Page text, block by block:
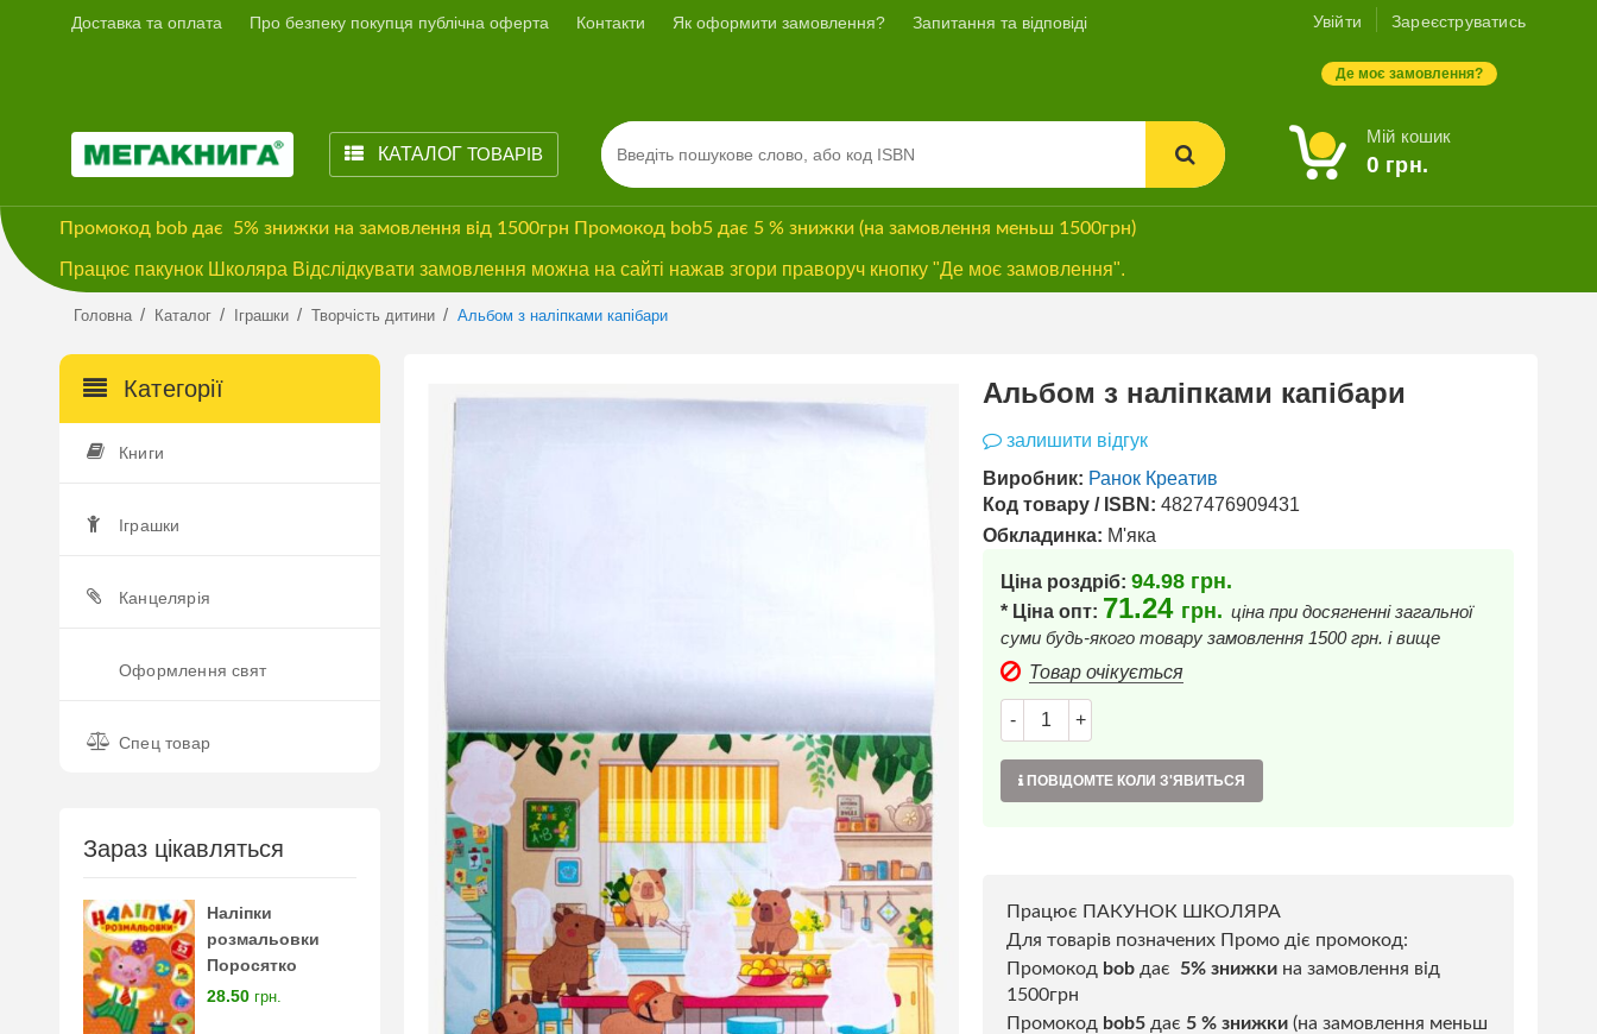
Доставка та оплата Про безпеку покупця публічна оферта Контакти Як оформити замовлення? Запитання та відповіді Увійти Зареєструватись
Де моє замовлення?
КАТАЛОГТОВАРІВ
Мій кошик
0 грн.
Промокод bob дає 5% знижки на замовлення від 1500грн Промокод bob5 дає 5 % знижки (на замовлення меньш 1500грн)
Працює пакунок Школяра Відслідкувати замовлення можна на сайті нажав згори праворуч кнопку "Де моє замовлення".
Головна / Каталог / Іграшки / Творчість дитини / Альбом з наліпками капібари
Категорії
Книги
Іграшки
Канцелярія
Оформлення свят
Спец товар
Зараз цікавляться
Наліпки
розмальовки
Поросятко
28.50 грн.
Альбом з наліпками капібари
залишити відгук
Виробник: Ранок Креатив
Код товару / ISBN: 4827476909431
Обкладинка: М'яка
Ціна роздріб: 94.98 грн.
* Ціна опт: 71.24 грн. ціна при досягненні загальної
суми будь-якого товару замовлення 1500 грн. і вище
Товар очікується
- +
ПОВІДОМТЕ КОЛИ З'ЯВИТЬСЯ
Працює ПАКУНОК ШКОЛЯРА
Для товарів позначених Промо діє промокод:
Промокод bob дає 5% знижки на замовлення від
1500грн
Промокод bob5 дає 5 % знижки (на замовлення меньш